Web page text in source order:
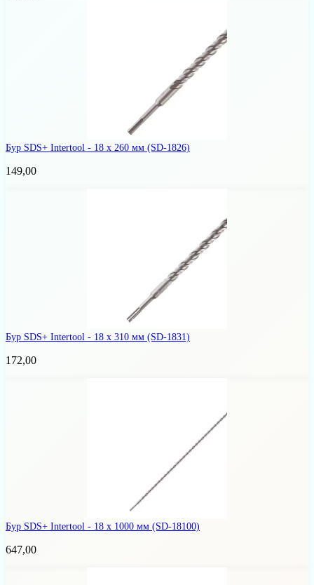
Бур SDS+ Intertool - 18 х 260 мм (SD-1826)
149,00
Бур SDS+ Intertool - 18 х 310 мм (SD-1831)
172,00
Бур SDS+ Intertool - 18 х 1000 мм (SD-18100)
647,00